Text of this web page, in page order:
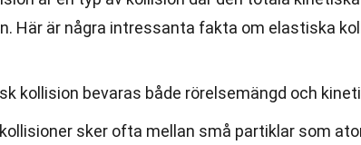
Här är några intressanta fakta om elastiska
kollision bevaras både rörelsemängd och
sker ofta mellan små partiklar som